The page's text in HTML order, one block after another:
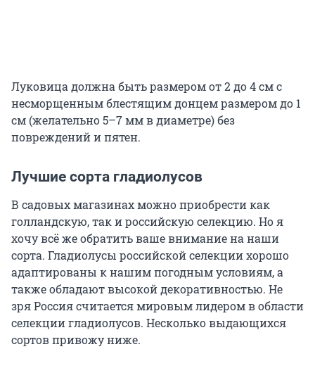
Луковица должна быть размером от 2 до 4 см с
несморщенным блестящим донцем размером до 1
см (желательно 5–7 мм в диаметре) без
повреждений и пятен.
Лучшие сорта гладиолусов
В садовых магазинах можно приобрести как
голландскую, так и российскую селекцию. Но я
хочу всё же обратить ваше внимание на наши
сорта. Гладиолусы российской селекции хорошо
адаптированы к нашим погодным условиям, а
также обладают высокой декоративностью. Не
зря Россия считается мировым лидером в области
селекции гладиолусов. Несколько выдающихся
сортов привожу ниже.